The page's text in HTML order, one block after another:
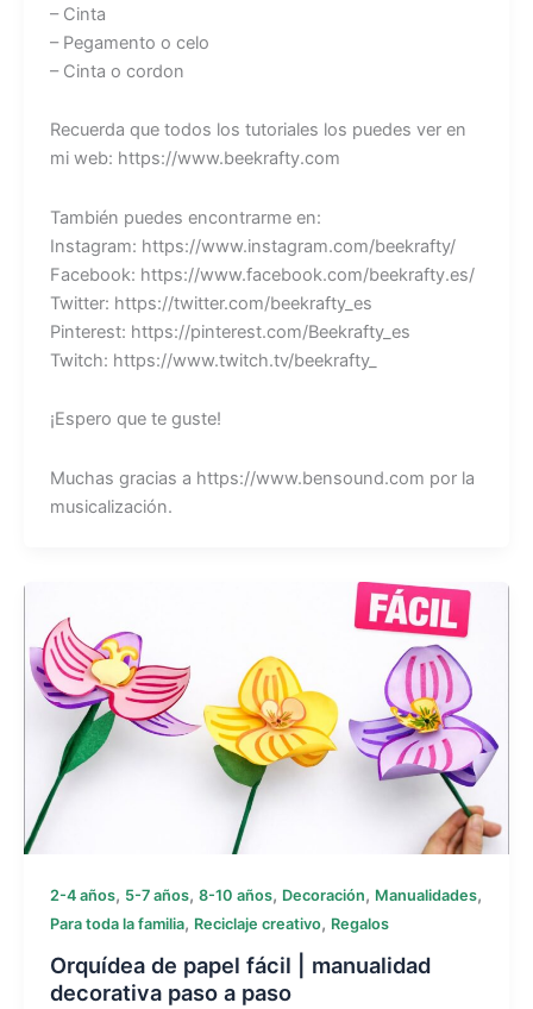
– Cinta
– Pegamento o celo
– Cinta o cordon
Recuerda que todos los tutoriales los puedes ver en
mi web: https://www.beekrafty.com
También puedes encontrarme en:
Instagram: https://www.instagram.com/beekrafty/
Facebook: https://www.facebook.com/beekrafty.es/
Twitter: https://twitter.com/beekrafty_es
Pinterest: https://pinterest.com/Beekrafty_es
Twitch: https://www.twitch.tv/beekrafty_
¡Espero que te guste!
Muchas gracias a https://www.bensound.com por la
musicalización.
2-4 años, 5-7 años, 8-10 años, Decoración, Manualidades,
Para toda la familia, Reciclaje creativo, Regalos
Orquídea de papel fácil | manualidad
decorativa paso a paso